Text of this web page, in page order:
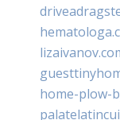
home-plow-